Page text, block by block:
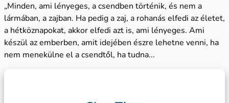
„Minden, ami lényeges, a csendben történik, és nem a
lármában, a zajban. Ha pedig a zaj, a rohanás elfedi az életet,
a hétköznapokat, akkor elfedi azt is, ami lényeges. Ami
készül az emberben, amit idejében észre lehetne venni, ha
nem menekülne el a csendtől, ha tudna...